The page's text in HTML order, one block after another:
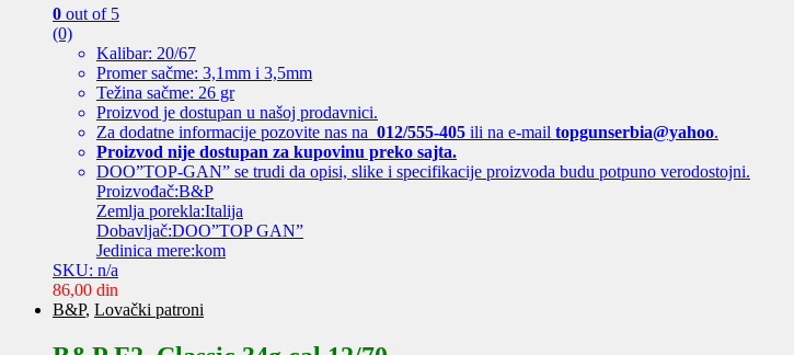
0 out of 5
(0)
Kalibar: 20/67
Promer sačme: 3,1mm i 3,5mm
Težina sačme: 26 gr
Proizvod je dostupan u našoj prodavnici.
Za dodatne informacije pozovite nas na 012/555-405 ili na e-mail topgunserbia@yahoo.
Proizvod nije dostupan za kupovinu preko sajta.
DOO”TOP-GAN” se trudi da opisi, slike i specifikacije proizvoda budu potpuno verodostojni.
Proizvođač:B&P
Zemlja porekla:Italija
Dobavljač:DOO”TOP GAN”
Jedinica mere:kom
SKU: n/a
86,00 din
B&P, Lovački patroni